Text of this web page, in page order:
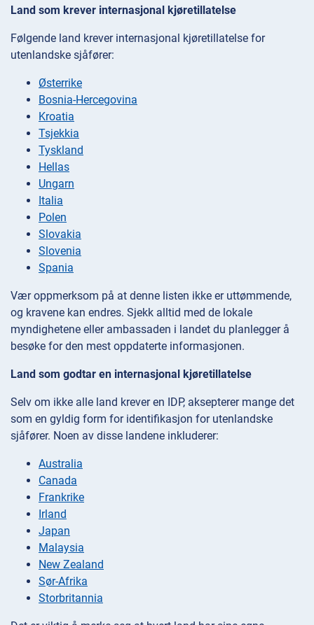
Land som krever internasjonal kjøretillatelse
Følgende land krever internasjonal kjøretillatelse for
utenlandske sjåfører:
Østerrike
Bosnia-Hercegovina
Kroatia
Tsjekkia
Tyskland
Hellas
Ungarn
Italia
Polen
Slovakia
Slovenia
Spania
Vær oppmerksom på at denne listen ikke er uttømmende,
og kravene kan endres. Sjekk alltid med de lokale
myndighetene eller ambassaden i landet du planlegger å
besøke for den mest oppdaterte informasjonen.
Land som godtar en internasjonal kjøretillatelse
Selv om ikke alle land krever en IDP, aksepterer mange det
som en gyldig form for identifikasjon for utenlandske
sjåfører. Noen av disse landene inkluderer:
Australia
Canada
Frankrike
Irland
Japan
Malaysia
New Zealand
Sør-Afrika
Storbritannia